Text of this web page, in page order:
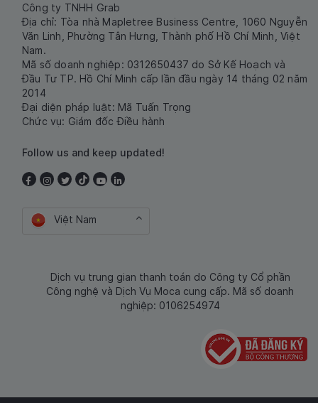
Công ty TNHH Grab
Địa chỉ: Tòa nhà Mapletree Business Centre, 1060 Nguyễn
Văn Linh, Phường Tân Hưng, Thành phố Hồ Chí Minh, Việt
Nam.
Mã số doanh nghiệp: 0312650437 do Sở Kế Hoạch và
Đầu Tư TP. Hồ Chí Minh cấp lần đầu ngày 14 tháng 02 năm
2014
Đại diện pháp luật: Mã Tuấn Trọng
Chức vụ: Giám đốc Điều hành
Follow us and keep updated!
Việt Nam
Dịch vụ trung gian thanh toán do Công ty Cổ phần
Công nghệ và Dịch Vụ Moca cung cấp. Mã số doanh
nghiệp: 0106254974